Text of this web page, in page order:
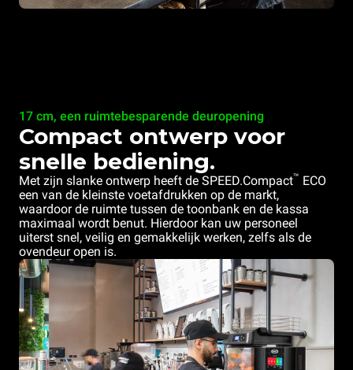
17 cm, een ruimtebesparende deuropening
Compact ontwerp voor
snelle bediening.
Met zijn slanke ontwerp heeft de SPEED.Compact™ ECO
een van de kleinste voetafdrukken op de markt,
waardoor de ruimte tussen de toonbank en de kassa
maximaal wordt benut. Hierdoor kan uw personeel
uiterst snel, veilig en gemakkelijk werken, zelfs als de
ovendeur open is.